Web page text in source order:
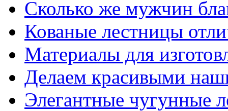
Сколько же мужчин
Кованые лестницы
Материалы для
Делаем красивыми
Элегантные чугунные